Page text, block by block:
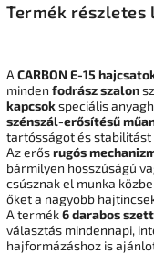
Termék részletes
A CARBON E-15
minden fodrász szalon
kapcsokspeciális
szénszál-erősítésű
tartósságot és stabilitást
Az erősrugós
bármilyen hosszúságú
csúsznak el munka
őket a nagyobb
A termék6 darabos
választás mindennapi,
hajformázáshoz is